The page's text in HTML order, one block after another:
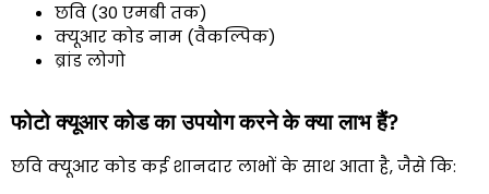
छवि (30 एमबी तक)
क्यूआर कोड नाम (वैकल्पिक)
ब्रांड लोगो
फोटो क्यूआर कोड का उपयोग करने के क्या लाभ हैं?
छवि क्यूआर कोड कई शानदार लाभों के साथ आता है, जैसे कि: